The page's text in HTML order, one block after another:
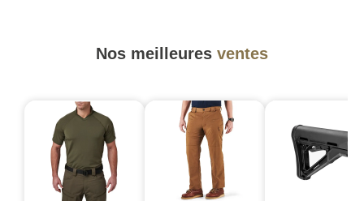
Nos meilleures ventes